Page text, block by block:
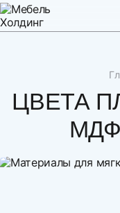
ЦВЕТА